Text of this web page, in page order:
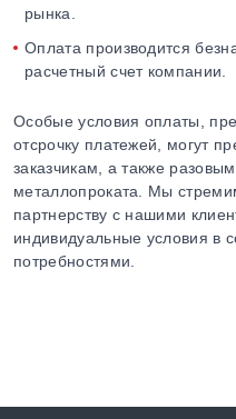
рынка.
Оплата производится
расчетный счет компании.
Особые условия оплаты,
отсрочку платежей, могут
заказчикам, а также
металлопроката. Мы
партнерству с нашими
индивидуальные условия в
потребностями.